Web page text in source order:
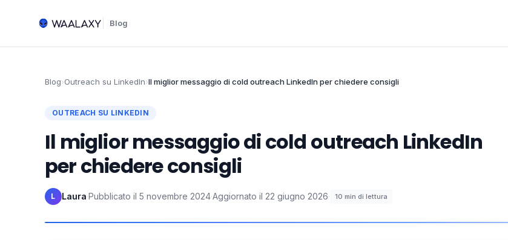
Blog
Blog›Outreach su LinkedIn›Il miglior messaggio di cold outreach LinkedIn per chiedere consigli
OUTREACH SU LINKEDIN
Il miglior messaggio di cold outreach LinkedIn
per chiedere consigli
L Laura·Pubblicato il 5 novembre 2024·Aggiornato il 22 giugno 2026· 10 min di lettura